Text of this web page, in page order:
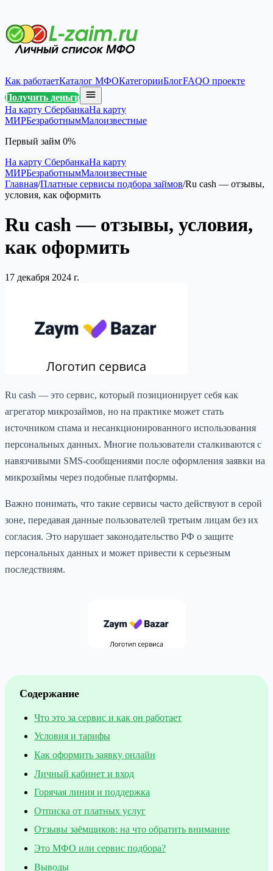
Как работаетКаталог МФОКатегорииБлогFAQО проекте
Получить деньги
На карту СбербанкаНа карту
МИРБезработнымМалоизвестные
Первый займ 0%
На карту СбербанкаНа карту
МИРБезработнымМалоизвестные
Главная/Платные сервисы подбора займов/Ru cash — отзывы,
условия, как оформить
Ru cash — отзывы, условия,
как оформить
17 декабря 2024 г.
Ru cash — это сервис, который позиционирует себя как
агрегатор микрозаймов, но на практике может стать
источником спама и несанкционированного использования
персональных данных. Многие пользователи сталкиваются с
навязчивыми SMS-сообщениями после оформления заявки на
микрозаймы через подобные платформы.
Важно понимать, что такие сервисы часто действуют в серой
зоне, передавая данные пользователей третьим лицам без их
согласия. Это нарушает законодательство РФ о защите
персональных данных и может привести к серьезным
последствиям.
Содержание
Что это за сервис и как он работает
Условия и тарифы
Как оформить заявку онлайн
Личный кабинет и вход
Горячая линия и поддержка
Отписка от платных услуг
Отзывы заёмщиков: на что обратить внимание
Это МФО или сервис подбора?
Выводы